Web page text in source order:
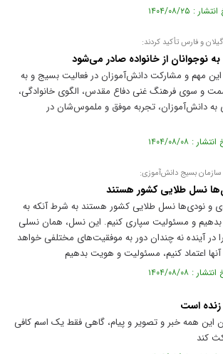
و فارس تأکید کردند:
نوجوانان از خانواده صادر می‌شود
این مهم و مشارکت دانش‌آموزان در فعالیت بسیج و به
و سوی فرهنگ غنی دفاع مقدس، الگوی خانوادگی،
به دانش‌آموزان، تجربه موفق و ملموس‌شان در
سازمان بسیج دانش‌آموزی:
نسل طلایی کشور هستند
و نودی‌ها نسل طلایی کشور هستند به شرط آنکه به
بدهیم و مسئولیت سپاری کنیم. این نسل، همان نسلی
در آینده نه چندان دور به موفقیت‌های مختلفی خواهد
آنها اعتماد کنیم، مسئولیت و هویت بدهیم
زنده است
این همه خبر و تصویر و پیام، گاهی فقط یک اسم کافی
کند